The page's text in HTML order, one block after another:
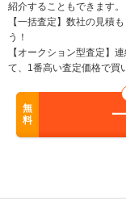
紹介することもできます。
【一括査定】数社の見積
う！
【オークション型査定】
て、1番高い査定価格で買
無
料